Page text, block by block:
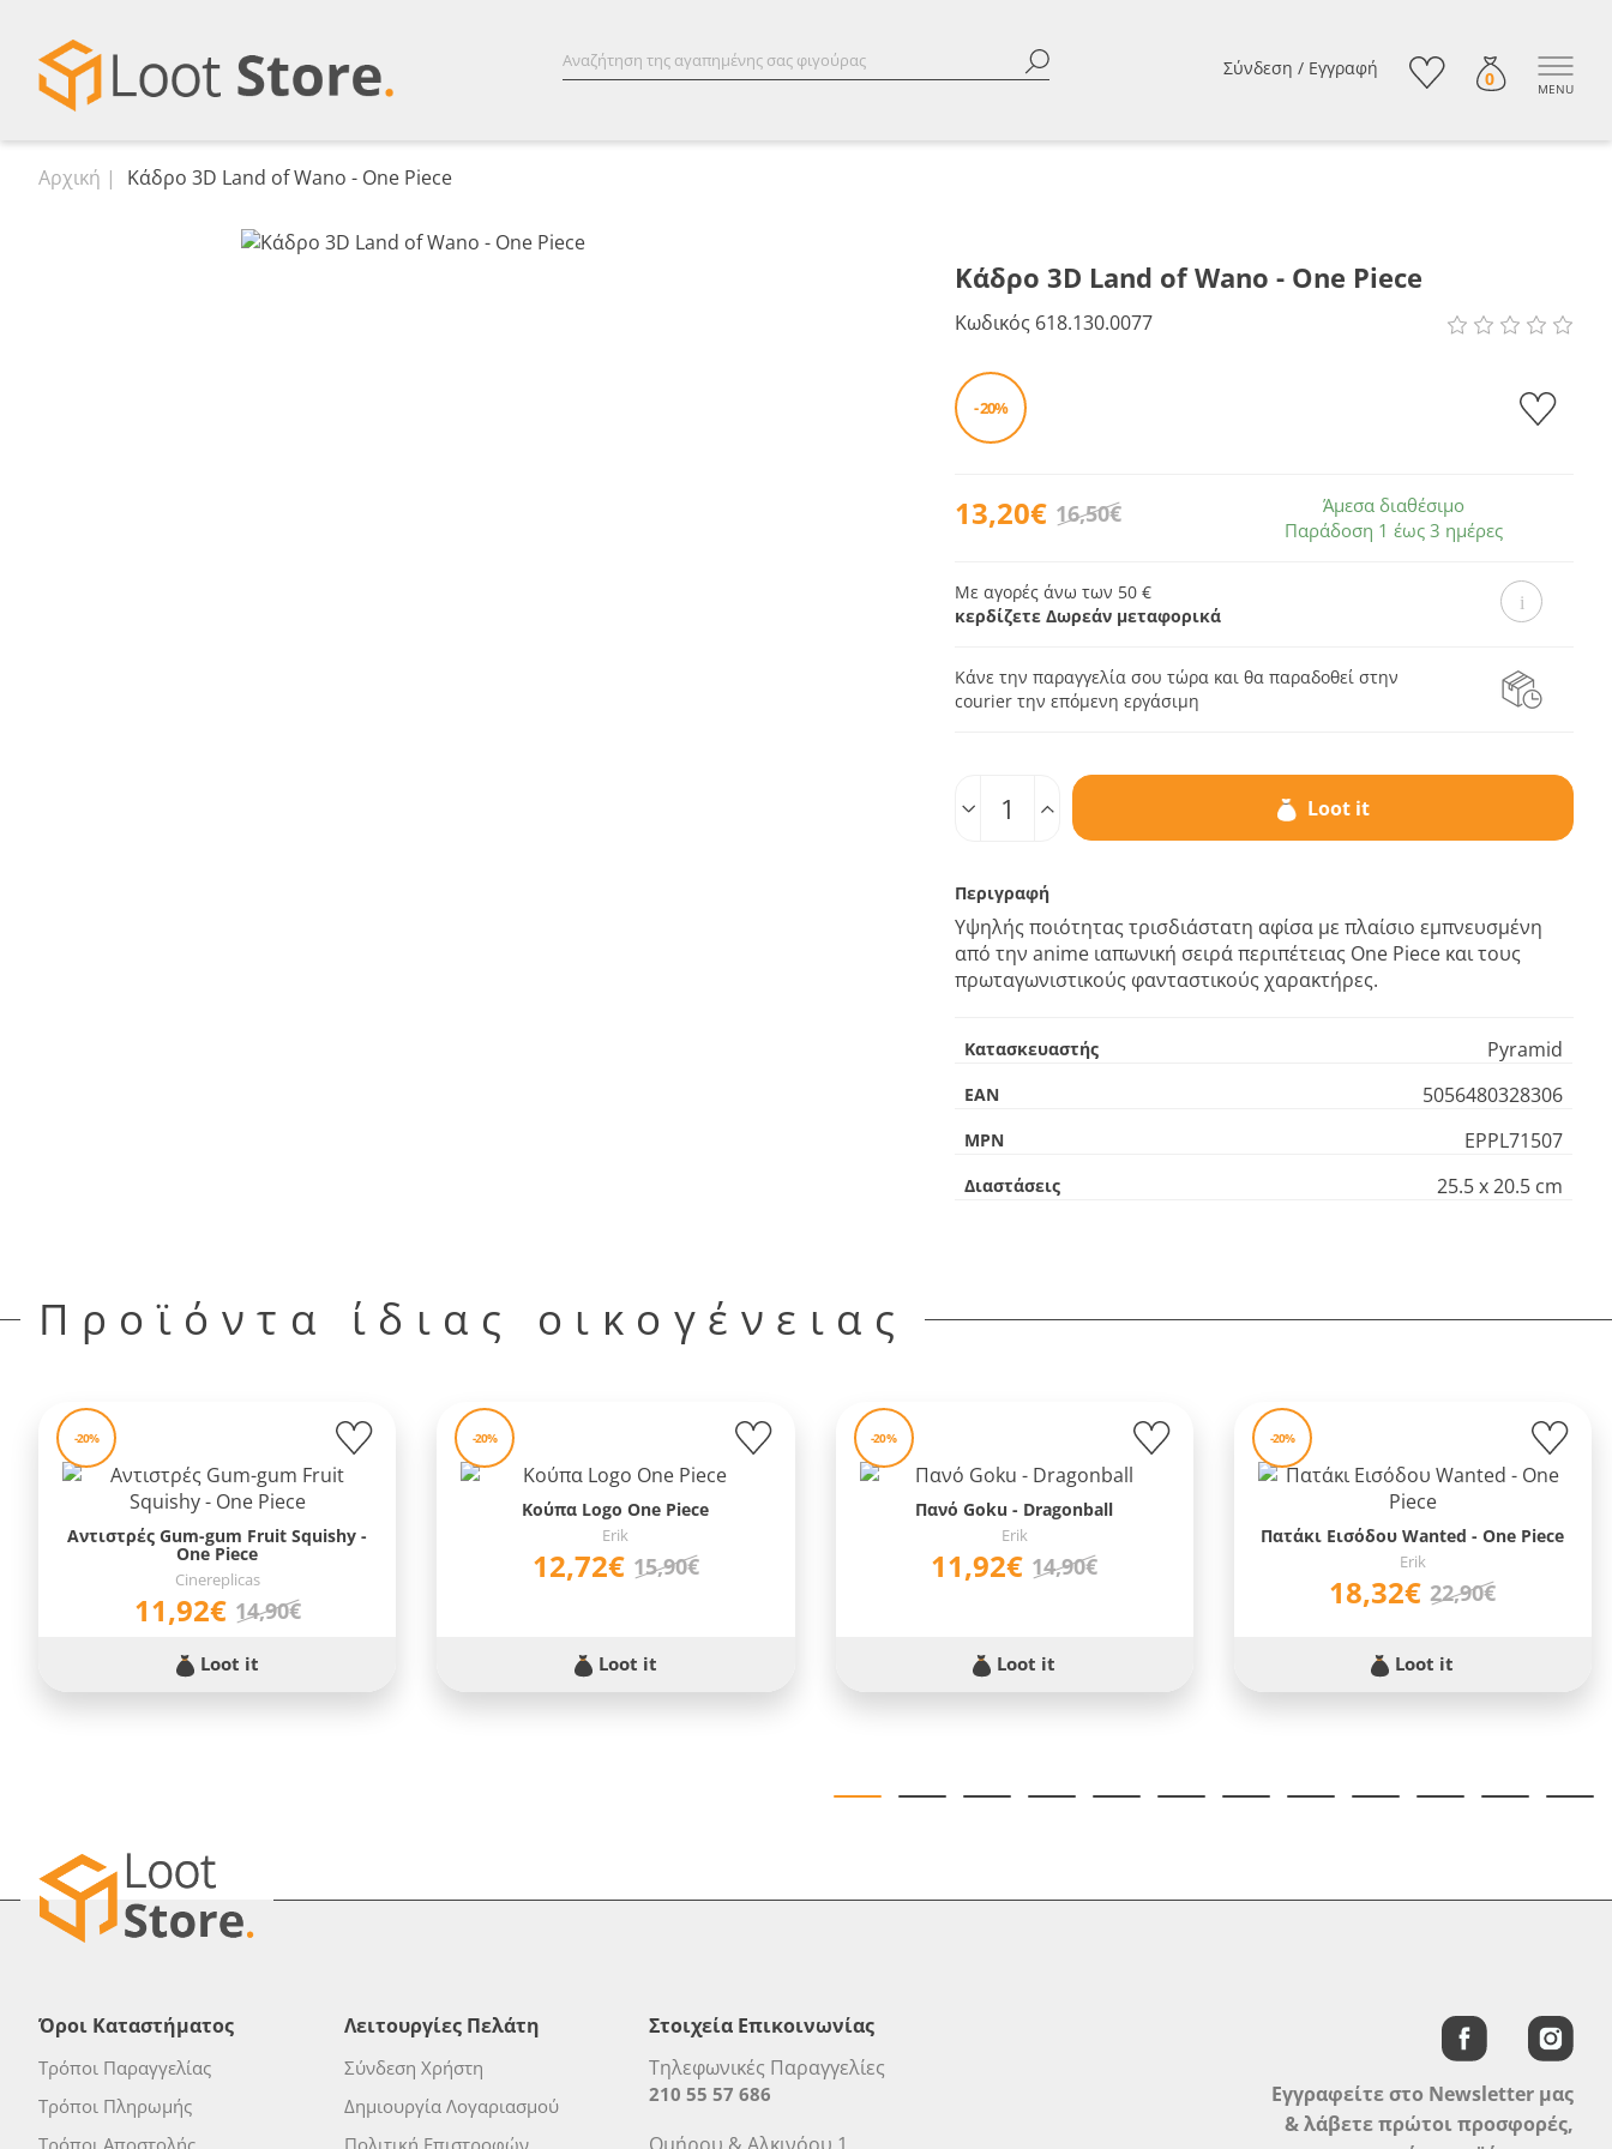
Σύνδεση / Εγγραφή 0 MENU
Αρχική Κάδρο 3D Land of Wano - One Piece
Κάδρο 3D Land of Wano - One Piece
Κωδικός 618.130.0077
- 20%
13,20€ 16,50€
Άμεσα διαθέσιμο
Παράδοση 1 έως 3 ημέρες
Με αγορές άνω των 50 €
κερδίζετε Δωρεάν μεταφορικά
Κάνε την παραγγελία σου τώρα και θα παραδοθεί στην
courier την επόμενη εργάσιμη
Loot it
Περιγραφή
Υψηλής ποιότητας τρισδιάστατη αφίσα με πλαίσιο εμπνευσμένη
από την anime ιαπωνική σειρά περιπέτειας One Piece και τους
πρωταγωνιστικούς φανταστικούς χαρακτήρες.
Κατασκευαστής Pyramid
EAN 5056480328306
MPN EPPL71507
Διαστάσεις 25.5 x 20.5 cm
Προϊόντα ίδιας οικογένειας
-20%
Αντιστρές Gum-gum Fruit Squishy -
One Piece
Cinereplicas
11,92€ 14,90€
Loot it
-20%
Κούπα Logo One Piece
Erik
12,72€ 15,90€
Loot it
-20%
Πανό Goku - Dragonball
Erik
11,92€ 14,90€
Loot it
-20%
Πατάκι Εισόδου Wanted - One Piece
Erik
18,32€ 22,90€
Loot it
Όροι Καταστήματος
Τρόποι Παραγγελίας
Τρόποι Πληρωμής
Τρόποι Αποστολής
Λειτουργίες Πελάτη
Σύνδεση Χρήστη
Δημιουργία Λογαριασμού
Πολιτική Επιστροφών
Στοιχεία Επικοινωνίας
Τηλεφωνικές Παραγγελίες
210 55 57 686
Εγγραφείτε στο Newsletter μας
& λάβετε πρώτοι προσφορές,